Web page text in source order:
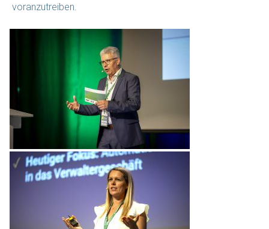
voranzutreiben.